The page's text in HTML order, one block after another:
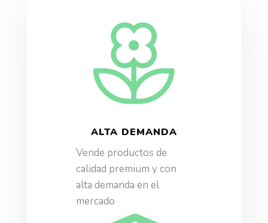
ALTA DEMANDA
Vende productos de
calidad premium y con
alta demanda en el
mercado